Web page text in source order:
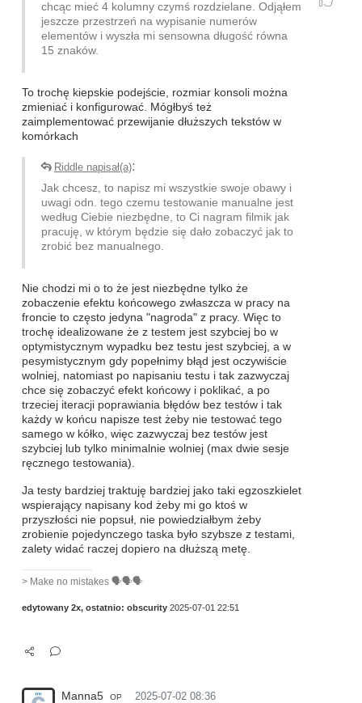
chcąc mieć 4 kolumny czymś rozdzielane. Odjąłem
jeszcze przestrzeń na wypisanie numerów
elementów i wyszła mi sensowna długość równa
15 znaków.
To trochę kiepskie podejście, rozmiar konsoli można
zmieniać i konfigurować. Mógłbyś też
zaimplementować przewijanie dłuższych tekstów w
komórkach
Riddle napisał(a):
Jak chcesz, to napisz mi wszystkie swoje obawy i
uwagi odn. tego czemu testowanie manualne jest
według Ciebie niezbędne, to Ci nagram filmik jak
pracuję, w którym będzie się dało zobaczyć jak to
zrobić bez manualnego.
Nie chodzi mi o to że jest niezbędne tylko że
zobaczenie efektu końcowego zwłaszcza w pracy na
froncie to często jedyna "nagroda" z pracy. Więc to
trochę idealizowane że z testem jest szybciej bo w
optymistycznym wypadku bez testu jest szybciej, a w
pesymistycznym gdy popełnimy błąd jest oczywiście
wolniej, natomiast po napisaniu testu i tak zazwyczaj
chce się zobaczyć efekt końcowy i poklikać, a po
trzeciej iteracji poprawiania błędów bez testów i tak
każdy w końcu napisze test żeby nie testować tego
samego w kółko, więc zazwyczaj bez testów jest
szybciej lub tylko minimalnie wolniej (max dwie sesje
ręcznego testowania).
Ja testy bardziej traktuję bardziej jako taki egzoszkielet
wspierający napisany kod żeby mi go ktoś w
przyszłości nie popsuł, nie powiedziałbym żeby
zrobienie pojedynczego taska było szybsze z testami,
zalety widać raczej dopiero na dłuższą metę.
> Make no mistakes 🗣️🗣️🗣️
edytowany 2x, ostatnio: obscurity 2025-07-01 22:51
Manna5 OP 2025-07-02 08:36